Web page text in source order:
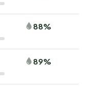
88%
89%